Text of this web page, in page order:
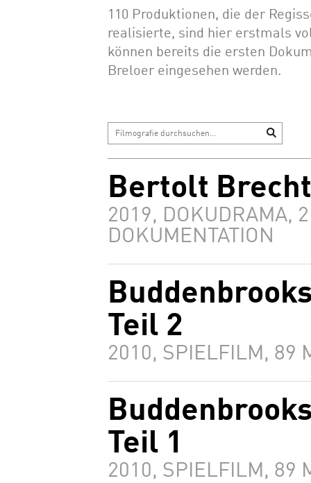
110 Produktionen, die der
realisierte, sind hier erstmals
können bereits die ersten
Breloer eingesehen werden.
Bertolt Brecht
2019, DOKUDRAMA,
DOKUMENTATION
Teil 2
2010, SPIELFILM, 89
Teil 1
2010, SPIELFILM, 89